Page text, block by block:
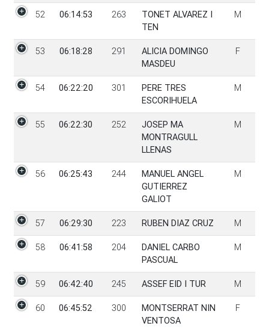
52 06:14:53 263
TONET ALVAREZ I
TEN
M
53 06:18:28 291
ALICIA DOMINGO
MASDEU
F
54 06:22:20 301
PERE TRES
ESCORIHUELA
M
55 06:22:30 252
JOSEP MA
MONTRAGULL
LLENAS
M
56 06:25:43 244
MANUEL ANGEL
GUTIERREZ
GALIOT
M
57 06:29:30 223 RUBEN DIAZ CRUZ M
58 06:41:58 204
DANIEL CARBO
PASCUAL
M
59 06:42:40 245 ASSEF EID I TUR M
60 06:45:52 300
MONTSERRAT NIN
VENTOSA
F